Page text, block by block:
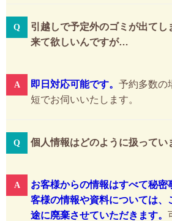
引越しで予定外のゴミが出てし
来て欲しいんですが…
即日対応可能です。 予約多数の
短でお伺いいたします。
個人情報はどのように扱ってい
お客様からの情報はすべて秘密
客様の情報や資料については、
途に廃棄させていただきます。